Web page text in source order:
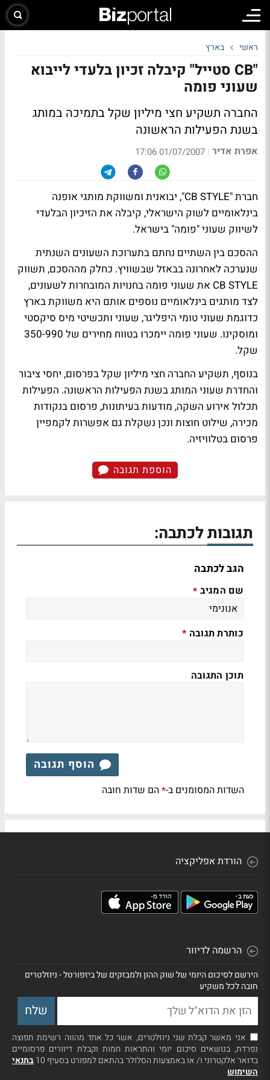
ראשי בארץ
"CB סטייל" קיבלה זכיון בלעדי לייבוא
שעוני פומה
החברה תשקיע חצי מיליון שקל בתמיכה במותג
בשנת הפעילות הראשונה
אפרת אדיר |
01/07/2007 17:06
חברת "CB STYLE", יבואנית ומשווקת מותגי אופנה
בינלאומיים לשוק הישראלי, קיבלה את הזיכיון הבלעדי
לשיווק שעוני "פומה" בישראל.
ההסכם בין השתיים נחתם בתערוכת השעונים השנתית
שנערכה לאחרונה בבאזל שבשוויץ. כחלק מההסכם, תשווק
CB STYLE את שעוני פומה בחנויות המובחרות לשעונים,
לצד מותגים בינלאומיים נוספים אותם היא משווקת בארץ
כדוגמת שעוני טומי היפליגר, שעוני ותכשיטי מיס סיקסטי
ומוסקינו. שעוני פומה יימכרו בטווח מחירים של 350-990
שקל.
בנוסף, תשקיע החברה חצי מיליון שקל בפרסום, יחסי ציבור
והחדרת שעוני המותג בשנת הפעילות הראשונה. הפעילות
תכלול אירוע השקה, מודעות בעיתונות, פרסום בנקודות
מכירה, שילוט חוצות ונכן נשקלת גם אפשרות לקמפיין
פרסום בטלוויזיה.
הוספת תגובה
תגובות לכתבה:
הגב לכתבה
שם המגיב *
כותרת תגובה *
תוכן התגובה
הוסף תגובה
השדות המסומנים ב-*הם שדות חובה
הורדת אפליקציה
הרשמה לדיוור
הירשם לסיכום היומי של שוק ההון ולמבזקים של ביזפורטל - ניוזלטרים
חובה לכל משקיע
אני מאשר קבלת שני ניוזלטרים, אשר כל אחד מהווה רשימת תפוצה
נפרדת, בנושאים סיכום יומי והתראות חמות וקבלת דיוורים פרסומיים
בדואר אלקטרוני ו/ או באמצעות הסלולר בהתאם למפורט בסעיף 10
בתנאי
השימוש